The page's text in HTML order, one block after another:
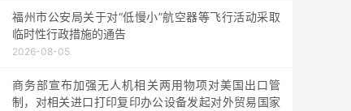
福州市公安局关于对“低慢小”航空器等飞行活动采取
临时性行政措施的通告
2026-08-05
商务部宣布加强无人机相关两用物项对美国出口管
制，对相关进口打印复印办公设备发起对外贸易国家